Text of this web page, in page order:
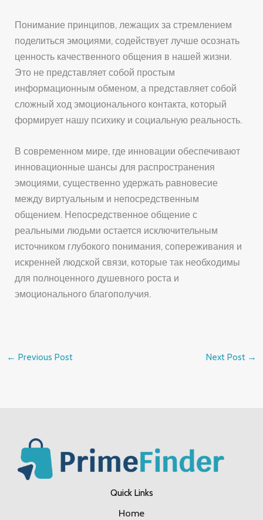
Понимание принципов, лежащих за стремлением
поделиться эмоциями, содействует лучше осознать
ценность качественного общения в нашей жизни.
Это не представляет собой простым
информационным обменом, а представляет собой
сложный ход эмоционального контакта, который
формирует нашу психику и социальную реальность.
В современном мире, где инновации обеспечивают
инновационные шансы для распространения
эмоциями, существенно удержать равновесие
между виртуальным и непосредственным
общением. Непосредственное общение с
реальными людьми остается исключительным
источником глубокого понимания, сопереживания и
искренней людской связи, которые так необходимы
для полноценного душевного роста и
эмоционального благополучия.
← Previous Post Next Post →
Quick Links
Home